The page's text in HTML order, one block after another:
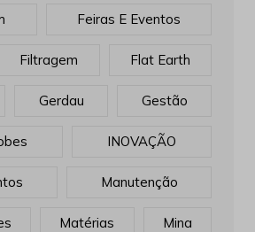
Feiras E Eventos
Filtragem Flat Earth
Gerdau Gestão
INOVAÇÃO
Manutenção
Matérias Mina